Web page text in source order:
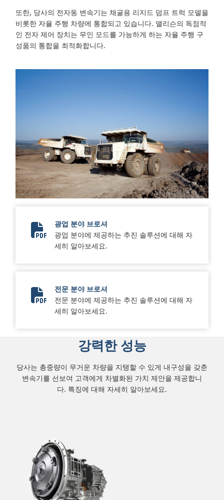
또한, 당사의 전자동 변속기는 채굴용 리지드 덤프 트럭 모델을
비롯한 자율 주행 차량에 통합되고 있습니다. 앨리슨의 독점적
인 전자 제어 장치는 무인 모드를 가능하게 하는 자율 주행 구
성품의 통합을 최적화합니다.
Mining Brochure
광업 분야 브로셔
광업 분야에 제공하는 추진 솔루션에 대해 자
세히 알아보세요.
10637-02-Specialty Keystone_SA8921EN-
전문 분야 브로셔
전문 분야에 제공하는 추진 솔루션에 대해 자
세히 알아보세요.
강력한 성능
당사는 총중량이 무거운 차량을 지탱할 수 있게 내구성을 갖춘
변속기를 선보여 고객에게 차별화된 가치 제안을 제공합니
다. 특징에 대해 자세히 알아보세요.